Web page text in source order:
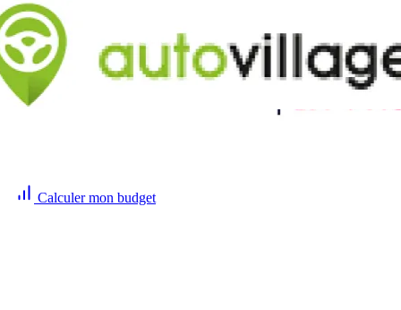
Prêt à propulser votre activité digitale ?
Calculez votre plan sur-mesure en 3 minutes ou réservez un appel de
Calculer mon budget